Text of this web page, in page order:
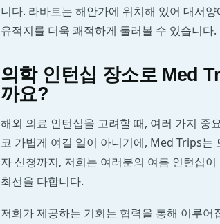
니다. 라바트는 해안가에 위치해 있어 대서
유적지를 더욱 쾌적하게 둘러볼 수 있습니다.
의학 인턴십 장소로 Med
까요?
해외 의료 인턴십을 고려할 때, 여러 가지 중
코 가볍게 여길 일이 아니기에, Med Trips는
자 신청까지, 저희는 여러분의 여름 인턴십
최선을 다합니다.
저희가 제공하는 기회는 협력을 통해 이루